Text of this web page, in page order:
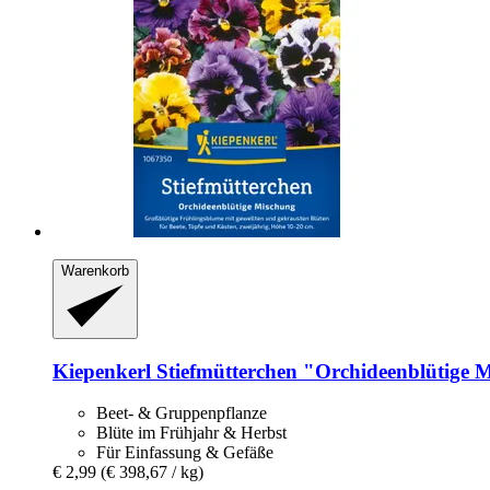
Warenkorb
Kiepenkerl Stiefmütterchen "Orchideenblütige
Beet- & Gruppenpflanze
Blüte im Frühjahr & Herbst
Für Einfassung & Gefäße
€ 2,99 (€ 398,67 / kg)